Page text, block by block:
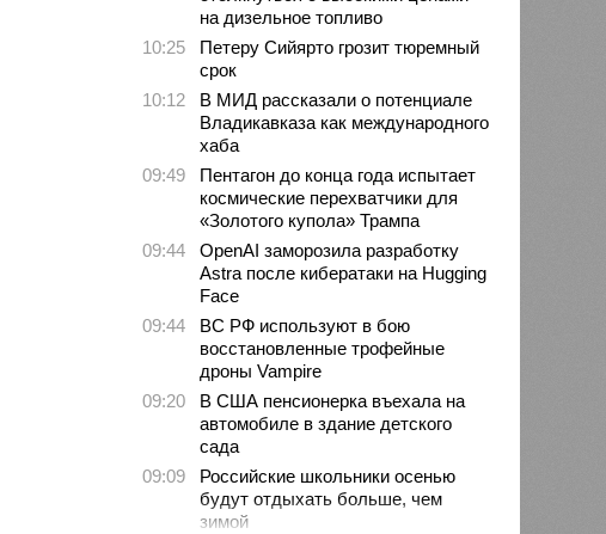
на дизельное топливо
10:25
Петеру Сийярто грозит тюремный
срок
10:12
В МИД рассказали о потенциале
Владикавказа как международного
хаба
09:49
Пентагон до конца года испытает
космические перехватчики для
«Золотого купола» Трампа
09:44
OpenAI заморозила разработку
Astra после кибератаки на Hugging
Face
09:44
ВС РФ используют в бою
восстановленные трофейные
дроны Vampire
09:20
В США пенсионерка въехала на
автомобиле в здание детского
сада
09:09
Российские школьники осенью
будут отдыхать больше, чем
зимой